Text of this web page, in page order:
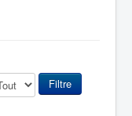
Filtre